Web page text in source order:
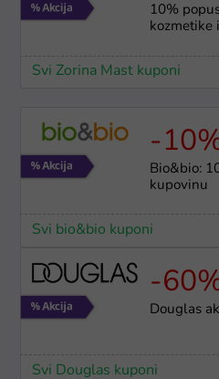
10%
kozmetike
Svi Zorina Mast kuponi
-
Bio&bio:
kupovinu
Svi bio&bio kuponi
-
Douglas
Svi Douglas kuponi